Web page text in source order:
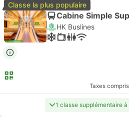
Classe la plus populaire
Cabine Simple
HK Buslines
Taxes
1 classe supplémentaire à